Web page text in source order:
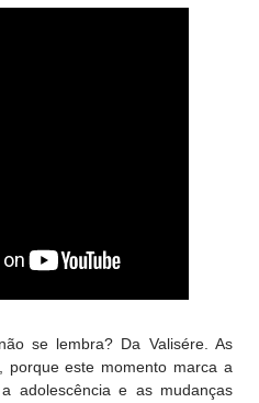
se lembra? Da Valisére. As
porque este momento marca a
adolescência e as mudanças